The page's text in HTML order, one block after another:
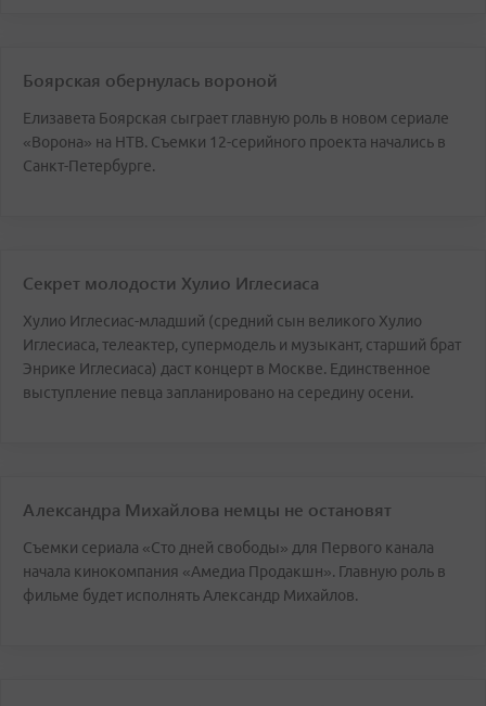
Боярская обернулась вороной
Елизавета Боярская сыграет главную роль в новом сериале
«Ворона» на НТВ. Съемки 12-серийного проекта начались в
Санкт-Петербурге.
Секрет молодости Хулио Иглесиаса
Хулио Иглесиас-младший (средний сын великого Хулио
Иглесиаса, телеактер, супермодель и музыкант, старший брат
Энрике Иглесиаса) даст концерт в Москве. Единственное
выступление певца запланировано на середину осени.
Александра Михайлова немцы не остановят
Съемки сериала «Сто дней свободы» для Первого канала
начала кинокомпания «Амедиа Продакшн». Главную роль в
фильме будет исполнять Александр Михайлов.